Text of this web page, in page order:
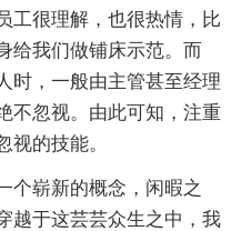
工很理解，也很热情，比
给我们做铺床示范。而
时，一般由主管甚至经理
不忽视。由此可知，注重
视的技能。
个崭新的概念，闲暇之
越于这芸芸众生之中，我